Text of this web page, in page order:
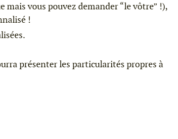
mais vous pouvez demander “le vôtre” !),
!
présenter les particularités propres à